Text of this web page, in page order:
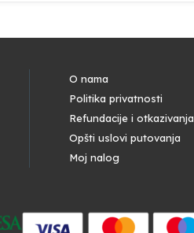
O nama
Politika privatnosti
Refundacije i otkazivanja
Opšti uslovi putovanja
Moj nalog